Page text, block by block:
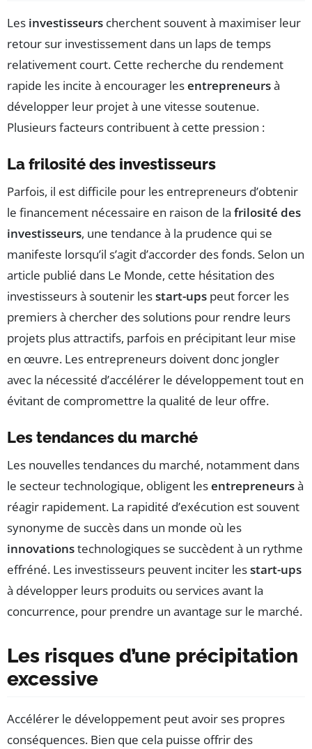
Les investisseurs cherchent souvent à maximiser leur
retour sur investissement dans un laps de temps
relativement court. Cette recherche du rendement
rapide les incite à encourager lesentrepreneursà
développer leur projet à une vitesse soutenue.
Plusieurs facteurs contribuent à cette pression :
La frilosité des investisseurs
Parfois, il est difficile pour les entrepreneurs d’obtenir
le financement nécessaire en raison de la frilosité des
investisseurs, une tendance à la prudence qui se
manifeste lorsqu’il s’agit d’accorder des fonds. Selon un
article publié dans Le Monde, cette hésitation des
investisseurs à soutenir lesstart-ups peut forcer les
premiers à chercher des solutions pour rendre leurs
projets plus attractifs, parfois en précipitant leur mise
en œuvre. Les entrepreneurs doivent donc jongler
avec la nécessité d’accélérer le développement tout en
évitant de compromettre la qualité de leur offre.
Les tendances du marché
Les nouvelles tendances du marché, notamment dans
le secteur technologique, obligent lesentrepreneursà
réagir rapidement. La rapidité d’exécution est souvent
synonyme de succès dans un monde où les
innovationstechnologiques se succèdent à un rythme
effréné. Les investisseurs peuvent inciter lesstart-ups
à développer leurs produits ou services avant la
concurrence, pour prendre un avantage sur le marché.
Les risques d’une précipitation
excessive
Accélérer le développement peut avoir ses propres
conséquences. Bien que cela puisse offrir des